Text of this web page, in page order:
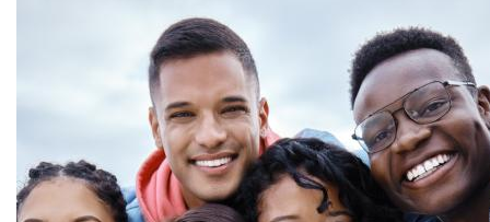
neredeyse %200 getiri. Ancak 3 üssü 4=81. Bu, yaşı
öğrencilere sunmaya kararlı olduğum türden bir
Hedeflerinize ulaşmanıza değil, aynı zamanda onları
sabırsızlıkla bekliyorum. Yakında sınıfta görüşürüz !
Saygıyla ve dikkatle
Craig Johnson